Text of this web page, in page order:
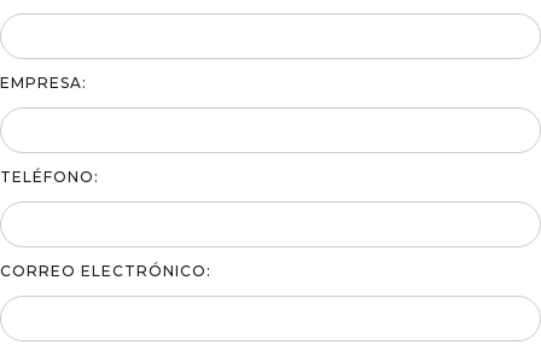
EMPRESA:
TELÉFONO:
CORREO ELECTRÓNICO: